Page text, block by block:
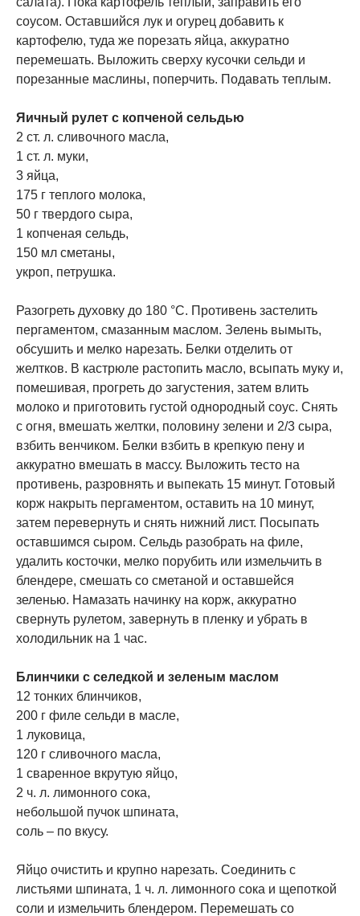
соусом. Оставшийся лук и огурец добавить к
картофелю, туда же порезать яйца, аккуратно
перемешать. Выложить сверху кусочки сельди и
порезанные маслины, поперчить. Подавать теплым.
Яичный рулет с копченой сельдью
2 ст. л. сливочного масла,
1 ст. л. муки,
3 яйца,
175 г теплого молока,
50 г твердого сыра,
1 копченая сельдь,
150 мл сметаны,
укроп, петрушка.
Разогреть духовку до 180 °С. Противень застелить
пергаментом, смазанным маслом. Зелень вымыть,
обсушить и мелко нарезать. Белки отделить от
желтков. В кастрюле растопить масло, всыпать муку и,
помешивая, прогреть до загустения, затем влить
молоко и приготовить густой однородный соус. Снять
с огня, вмешать желтки, половину зелени и 2/3 сыра,
взбить венчиком. Белки взбить в крепкую пену и
аккуратно вмешать в массу. Выложить тесто на
противень, разровнять и выпекать 15 минут. Готовый
корж накрыть пергаментом, оставить на 10 минут,
затем перевернуть и снять нижний лист. Посыпать
оставшимся сыром. Сельдь разобрать на филе,
удалить косточки, мелко порубить или измельчить в
блендере, смешать со сметаной и оставшейся
зеленью. Намазать начинку на корж, аккуратно
свернуть рулетом, завернуть в пленку и убрать в
холодильник на 1 час.
Блинчики с селедкой и зеленым маслом
12 тонких блинчиков,
200 г филе сельди в масле,
1 луковица,
120 г сливочного масла,
1 сваренное вкрутую яйцо,
2 ч. л. лимонного сока,
небольшой пучок шпината,
соль – по вкусу.
Яйцо очистить и крупно нарезать. Соединить с
листьями шпината, 1 ч. л. лимонного сока и щепоткой
соли и измельчить блендером. Перемешать со